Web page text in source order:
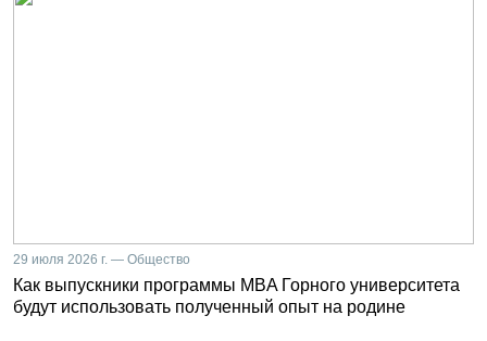
29 июля 2026 г. — Общество
Как выпускники программы MBA Горного университета
будут использовать полученный опыт на родине